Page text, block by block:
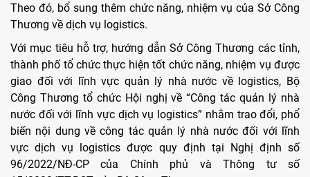
Theo đó, bổ sung thêm chức năng, nhiệm vụ của Sở Công
Thương về dịch vụ logistics.
Với mục tiêu hỗ trợ, hướng dẫn Sở Công Thương các tỉnh,
thành phố tổ chức thực hiện tốt chức năng, nhiệm vụ được
giao đối với lĩnh vực quản lý nhà nước về logistics, Bộ
Công Thương tổ chức Hội nghị về “Công tác quản lý nhà
nước đối với lĩnh vực dịch vụ logistics” nhằm trao đổi, phổ
biến nội dung về công tác quản lý nhà nước đối với lĩnh
vực dịch vụ logistics được quy định tại Nghị định số
96/2022/NĐ-CP của Chính phủ và Thông tư số